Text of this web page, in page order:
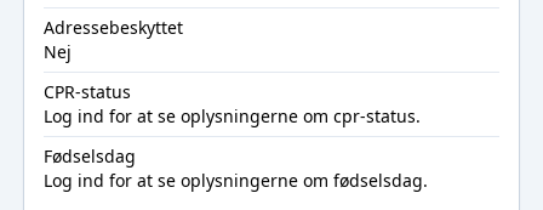
Adressebeskyttet
Nej
CPR-status
Log ind for at se oplysningerne om cpr-status.
Fødselsdag
Log ind for at se oplysningerne om fødselsdag.